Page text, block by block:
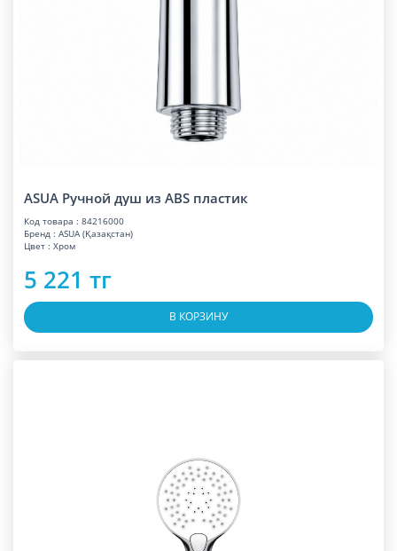
ASUA Ручной душ из ABS пластик
Код товара : 84216000
Бренд : ASUA (Қазақстан)
Цвет : Хром
5 221 тг
В КОРЗИНУ